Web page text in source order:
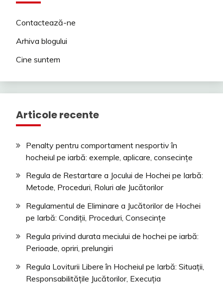
Contactează-ne
Arhiva blogului
Cine suntem
Articole recente
Penalty pentru comportament nesportiv în
hocheiul pe iarbă: exemple, aplicare, consecințe
Regula de Restartare a Jocului de Hochei pe Iarbă:
Metode, Proceduri, Roluri ale Jucătorilor
Regulamentul de Eliminare a Jucătorilor de Hochei
pe Iarbă: Condiții, Proceduri, Consecințe
Regula privind durata meciului de hochei pe iarbă:
Perioade, opriri, prelungiri
Regula Loviturii Libere în Hocheiul pe Iarbă: Situații,
Responsabilitățile Jucătorilor, Execuția